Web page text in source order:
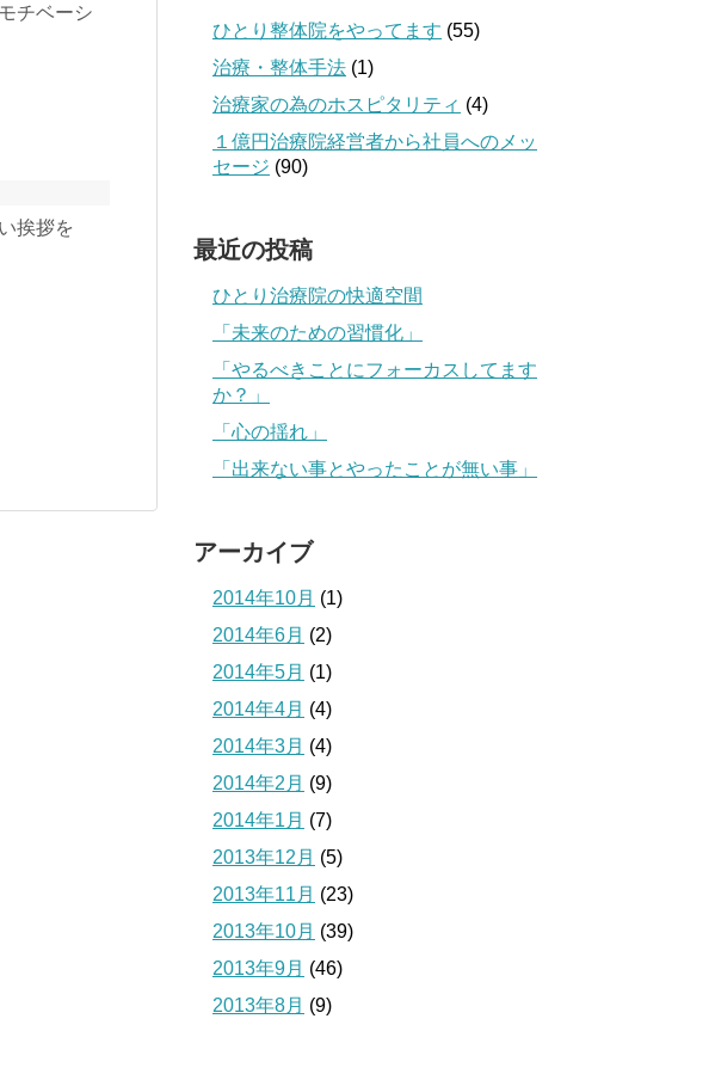
チベーシ
挨拶を
ひとり整体院をやってます (55)
治療・整体手法 (1)
治療家の為のホスピタリティ (4)
１億円治療院経営者から社員へのメッ
セージ (90)
最近の投稿
ひとり治療院の快適空間
「未来のための習慣化」
「やるべきことにフォーカスしてます
か？」
「心の揺れ」
「出来ない事とやったことが無い事」
アーカイブ
2014年10月 (1)
2014年6月 (2)
2014年5月 (1)
2014年4月 (4)
2014年3月 (4)
2014年2月 (9)
2014年1月 (7)
2013年12月 (5)
2013年11月 (23)
2013年10月 (39)
2013年9月 (46)
2013年8月 (9)